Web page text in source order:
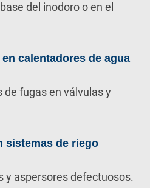
del inodoro o en el
calentadores de agua
fugas en válvulas y
sistemas de riego
y aspersores defectuosos.